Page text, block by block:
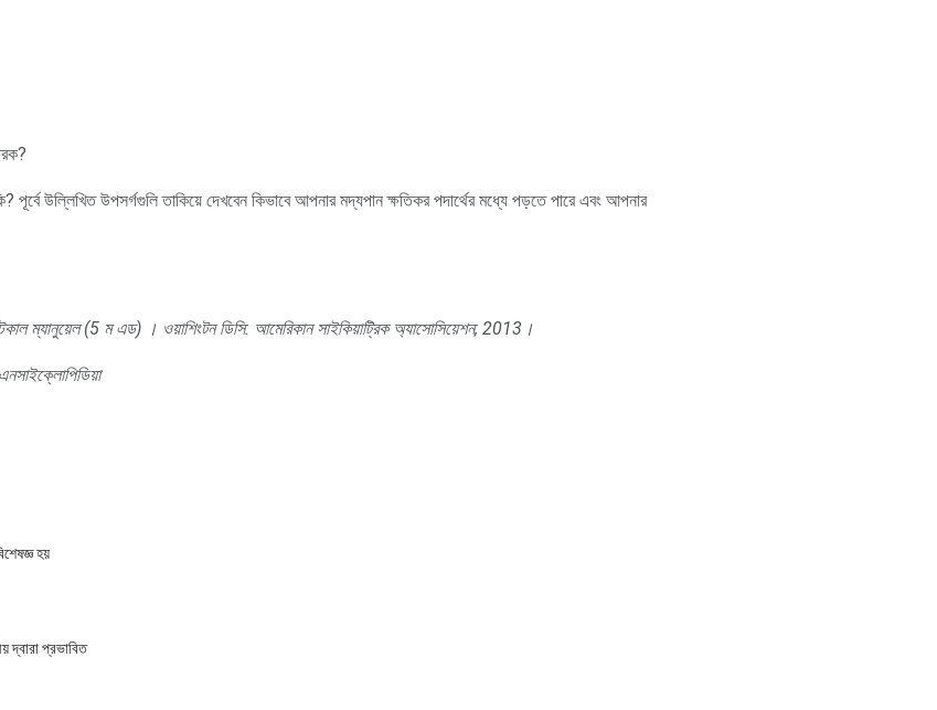
উল্লিখিত উপসর্গগুলি তাকিয়ে দেখবেন কিভাবে আপনার মদ্যপান ক্ষতিকর পদার্থের মধ্যে পড়তে পারে এবং আপনার
ম্যানুয়েল (5 ম এড) । ওয়াশিংটন ডিসি: আমেরিকান সাইকিয়াট্রিক অ্যাসোসিয়েশন; 2013।
হয়
দ্বারা প্রভাবিত